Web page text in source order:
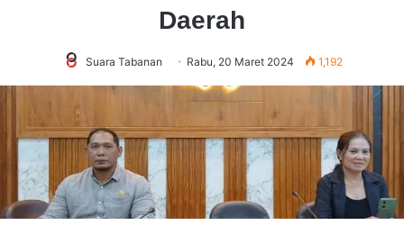
Daerah
Suara Tabanan Rabu, 20 Maret 2024 1,192